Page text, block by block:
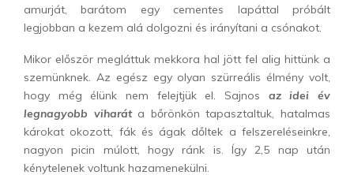
amurját, barátom egy cementes lapáttal próbált
legjobban a kezem alá dolgozni és irányítani a csónakot.
Mikor először megláttuk mekkora hal jött fel alig hittünk a
szemünknek. Az egész egy olyan szürreális élmény volt,
hogy még élünk nem felejtjük el. Sajnos az idei év
legnagyobb viharát a bőrönkön tapasztaltuk, hatalmas
károkat okozott, fák és ágak dőltek a felszereléseinkre,
nagyon picin múlott, hogy ránk is. Így 2,5 nap után
kénytelenek voltunk hazamenekülni.